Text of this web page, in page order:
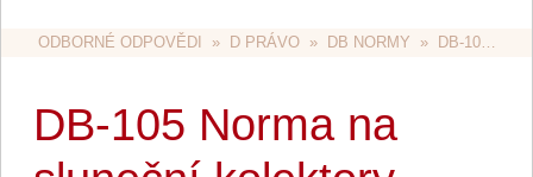
ODBORNÉ ODPOVĚDI
  »
D PRÁVO
  »
DB NORMY
  »  DB-105 NORMA NA SLUNEČNÍ KOLEKTORY
DB-105 Norma na